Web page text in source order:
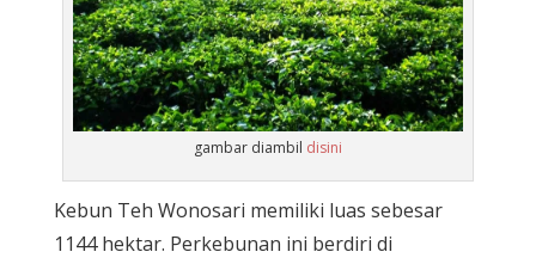
gambar diambil disini
Kebun Teh Wonosari memiliki luas sebesar
1144 hektar. Perkebunan ini berdiri di